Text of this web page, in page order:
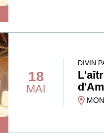
18
MAI
DIVIN